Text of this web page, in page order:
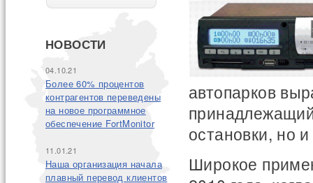
автопарков
остановки, но
Широкое
НОВОСТИ
04.10.21
Более 60% процентов
контрагентов переведены
на новое программное
обеспечение FortMonitor
11.01.21
Наша организация начала
плавный перевод клиентов